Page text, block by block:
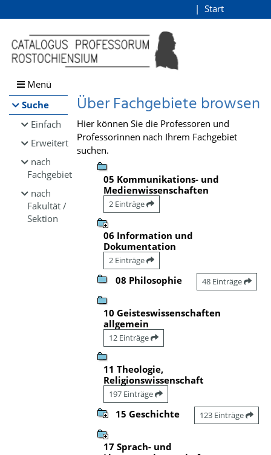
Browsen
direkt zum Inhalt
Start
Menü
Suche
Einfach
Erweitert
nach
Fachgebiet
nach
Fakultät /
Sektion
Über Fachgebiete browsen
Hier können Sie die Professoren und
Professorinnen nach Ihrem Fachgebiet
suchen.
05 Kommunikations- und
Medienwissenschaften
2 Einträge
06 Information und
Dokumentation
2 Einträge
08 Philosophie 48 Einträge
10 Geisteswissenschaften
allgemein
12 Einträge
11 Theologie,
Religionswissenschaft
197 Einträge
15 Geschichte 123 Einträge
17 Sprach- und